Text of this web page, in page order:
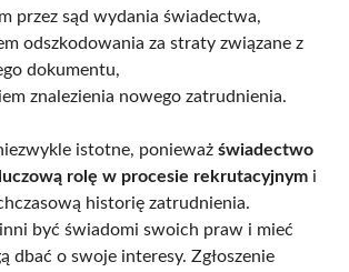
przez sąd wydania świadectwa,
odszkodowania za straty związane z
dokumentu,
znalezienia nowego zatrudnienia.
istotne, ponieważ świadectwo
rolę w procesie rekrutacyjnym i
historię zatrudnienia.
być świadomi swoich praw i mieć
dbać o swoje interesy. Zgłoszenie